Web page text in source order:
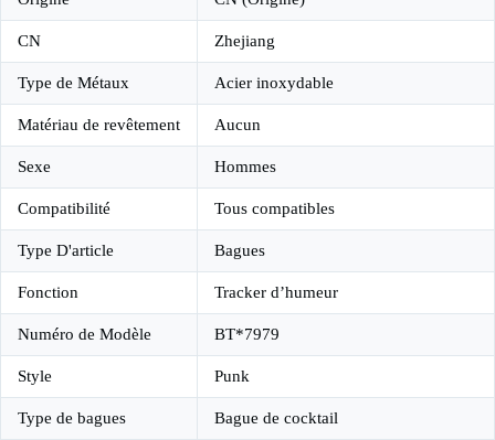
CN Zhejiang
Type de Métaux Acier inoxydable
Matériau de revêtement Aucun
Sexe Hommes
Compatibilité Tous compatibles
Type D'article Bagues
Fonction Tracker d’humeur
Numéro de Modèle BT*7979
Style Punk
Type de bagues Bague de cocktail